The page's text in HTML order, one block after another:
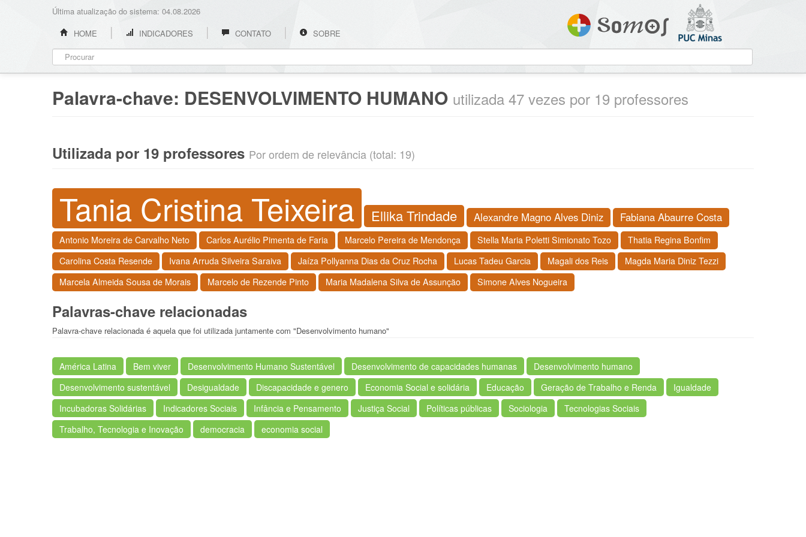
Última atualização do sistema: 04.08.2026
HOME
INDICADORES CONTATO SOBRE
Palavra-chave: DESENVOLVIMENTO HUMANO utilizada 47 vezes por 19 professores
Utilizada por 19 professores Por ordem de relevância (total: 19)
Tania Cristina Teixeira Ellika Trindade Alexandre Magno Alves Diniz Fabiana Abaurre Costa
Antonio Moreira de Carvalho Neto Carlos Aurélio Pimenta de Faria Marcelo Pereira de Mendonça Stella Maria Poletti Simionato Tozo
Thatia Regina Bonfim
Carolina Costa Resende
Ivana Arruda Silveira Saraiva Jaíza Pollyanna Dias da Cruz Rocha Lucas Tadeu Garcia Magali dos Reis
Magda Maria Diniz Tezzi
Marcela Almeida Sousa de Morais
Marcelo de Rezende Pinto Maria Madalena Silva de Assunção Simone Alves Nogueira
Palavras-chave relacionadas
Palavra-chave relacionada é aquela que foi utilizada juntamente com "Desenvolvimento humano"
América Latina Bem viver Desenvolvimento Humano Sustentável Desenvolvimento de capacidades humanas
Desenvolvimento humano
Desenvolvimento sustentável
Desigualdade Discapacidade e genero Economia Social e solidária Educação Geração de Trabalho e Renda
Igualdade
Incubadoras Solidárias
Indicadores Sociais Infância e Pensamento Justiça Social Políticas públicas Sociologia
Tecnologias Sociais
Trabalho, Tecnologia e Inovação
democracia economia social